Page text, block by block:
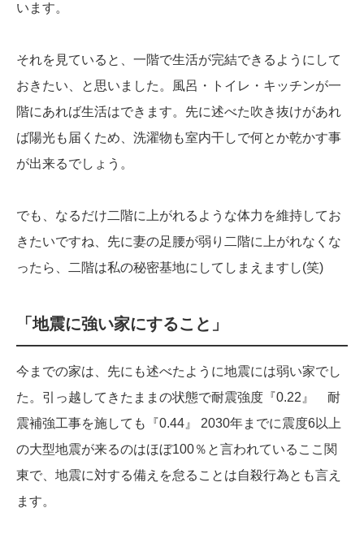
います。
それを見ていると、一階で生活が完結できるようにして
おきたい、と思いました。風呂・トイレ・キッチンが一
階にあれば生活はできます。先に述べた吹き抜けがあれ
ば陽光も届くため、洗濯物も室内干しで何とか乾かす事
が出来るでしょう。
でも、なるだけ二階に上がれるような体力を維持してお
きたいですね、先に妻の足腰が弱り二階に上がれなくな
ったら、二階は私の秘密基地にしてしまえますし(笑)
「地震に強い家にすること」
今までの家は、先にも述べたように地震には弱い家でし
た。引っ越してきたままの状態で耐震強度『0.22』 耐
震補強工事を施しても『0.44』 2030年までに震度6以上
の大型地震が来るのはほぼ100％と言われているここ関
東で、地震に対する備えを怠ることは自殺行為とも言え
ます。